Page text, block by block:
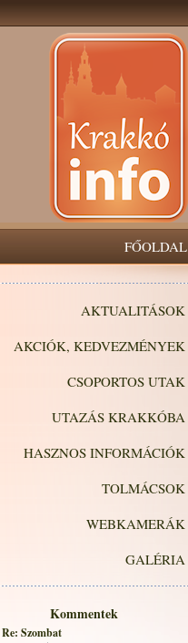
FŐOLDAL
AKTUALITÁSOK
AKCIÓK, KEDVEZMÉNYEK
CSOPORTOS UTAK
UTAZÁS KRAKKÓBA
HASZNOS INFORMÁCIÓK
TOLMÁCSOK
WEBKAMERÁK
GALÉRIA
Kommentek
Re: Szombat